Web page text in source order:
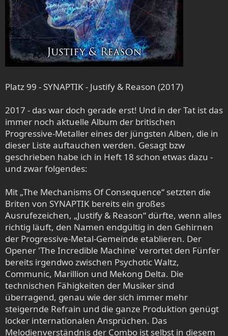
Platz 99 - SYNAPTIK - Justify & Reason (2017)
2017 - das war doch gerade erst! Und in der Tat ist das
immer noch aktuelle Album der britischen
Progressive-Metaller eines der jüngsten Alben, die in
dieser Liste auftauchen werden. Gesagt bzw
geschrieben habe ich in Heft 18 schon etwas dazu -
und zwar folgendes:
Mit „The Mechanisms Of Consequence“ setzten die
Briten von SYNAPTIK bereits ein großes
Ausrufezeichen, „Justify & Reason“ dürfte, wenn alles
richtig läuft, den Namen endgültig in den Gehirnen
der Progressive-Metal-Gemeinde etablieren. Der
Opener 'The Incredible Machine' verortet den Fünfer
bereits irgendwo zwischen Psychotic Waltz,
Communic, Marillion und Mekong Delta. Die
technischen Fähigkeiten der Musiker sind
überragend, genau wie der sich immer mehr
steigernde Refrain und die ganze Produktion genügt
locker internationalen Ansprüchen. Das
Melodienverständnis der Combo ist selbst in diesem